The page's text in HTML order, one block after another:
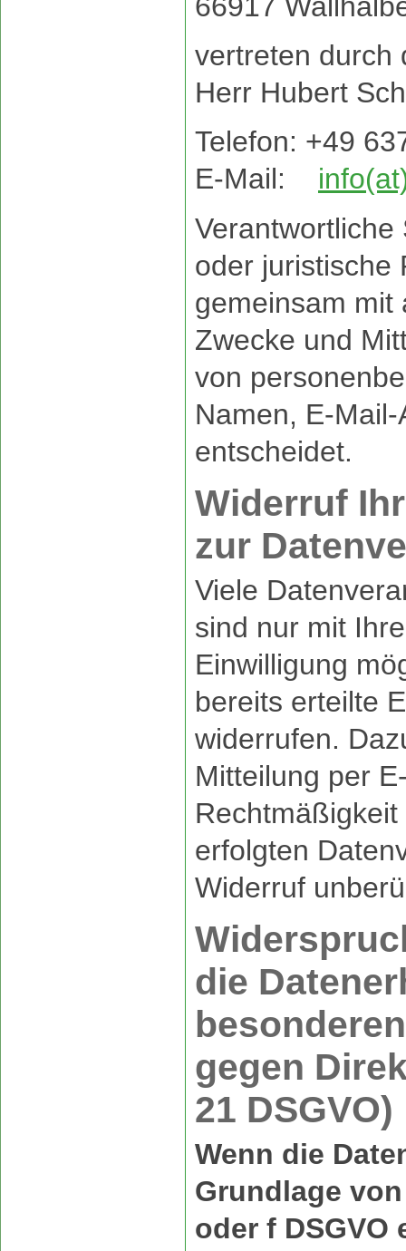
vertreten durch
Herr Hubert
Telefon: +49
E-Mail:
Verantwortliche
oder juristische
gemeinsam mit
Zwecke und
von
Namen, E-
entscheidet.
Widerruf
zur
Viele
sind nur mit
Einwilligung
bereits erteilte
widerrufen.
Mitteilung per
erfolgten
Widerruf
die
gegen
21 DSGVO)
Wenn die
Grundlage
oder f DSGVO